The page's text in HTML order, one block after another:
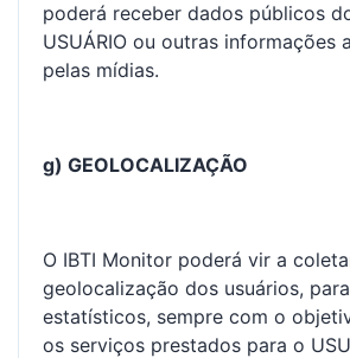
poderá receber dados públicos
USUÁRIO ou outras informações
pelas mídias.
g) GEOLOCALIZAÇÃO
O IBTI Monitor poderá vir a
geolocalização dos usuários,
estatísticos, sempre com o
os serviços prestados para o